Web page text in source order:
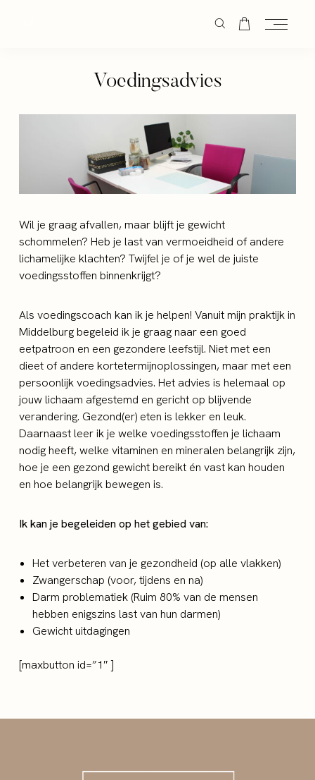
Voedingsadvies
Wil je graag afvallen, maar blijft je gewicht
schommelen? Heb je last van vermoeidheid of andere
lichamelijke klachten? Twijfel je of je wel de juiste
voedingsstoffen binnenkrijgt?
Als voedingscoach kan ik je helpen! Vanuit mijn praktijk in
Middelburg begeleid ik je graag naar een goed
eetpatroon en een gezondere leefstijl. Niet met een
dieet of andere kortetermijnoplossingen, maar met een
persoonlijk voedingsadvies. Het advies is helemaal op
jouw lichaam afgestemd en gericht op blijvende
verandering. Gezond(er) eten is lekker en leuk.
Daarnaast leer ik je welke voedingsstoffen je lichaam
nodig heeft, welke vitaminen en mineralen belangrijk zijn,
hoe je een gezond gewicht bereikt én vast kan houden
en hoe belangrijk bewegen is.
Ik kan je begeleiden op het gebied van:
Het verbeteren van je gezondheid (op alle vlakken)
Zwangerschap (voor, tijdens en na)
Darm problematiek (Ruim 80% van de mensen
hebben enigszins last van hun darmen)
Gewicht uitdagingen
[maxbutton id=”1″ ]